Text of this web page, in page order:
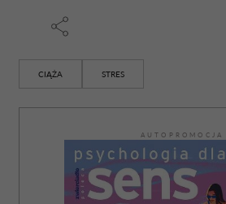
CIĄŻA STRES
AUTOPROMOCJA